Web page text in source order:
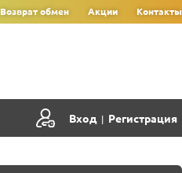
Возврат обмен Акции Контакты
Вход | Регистрация